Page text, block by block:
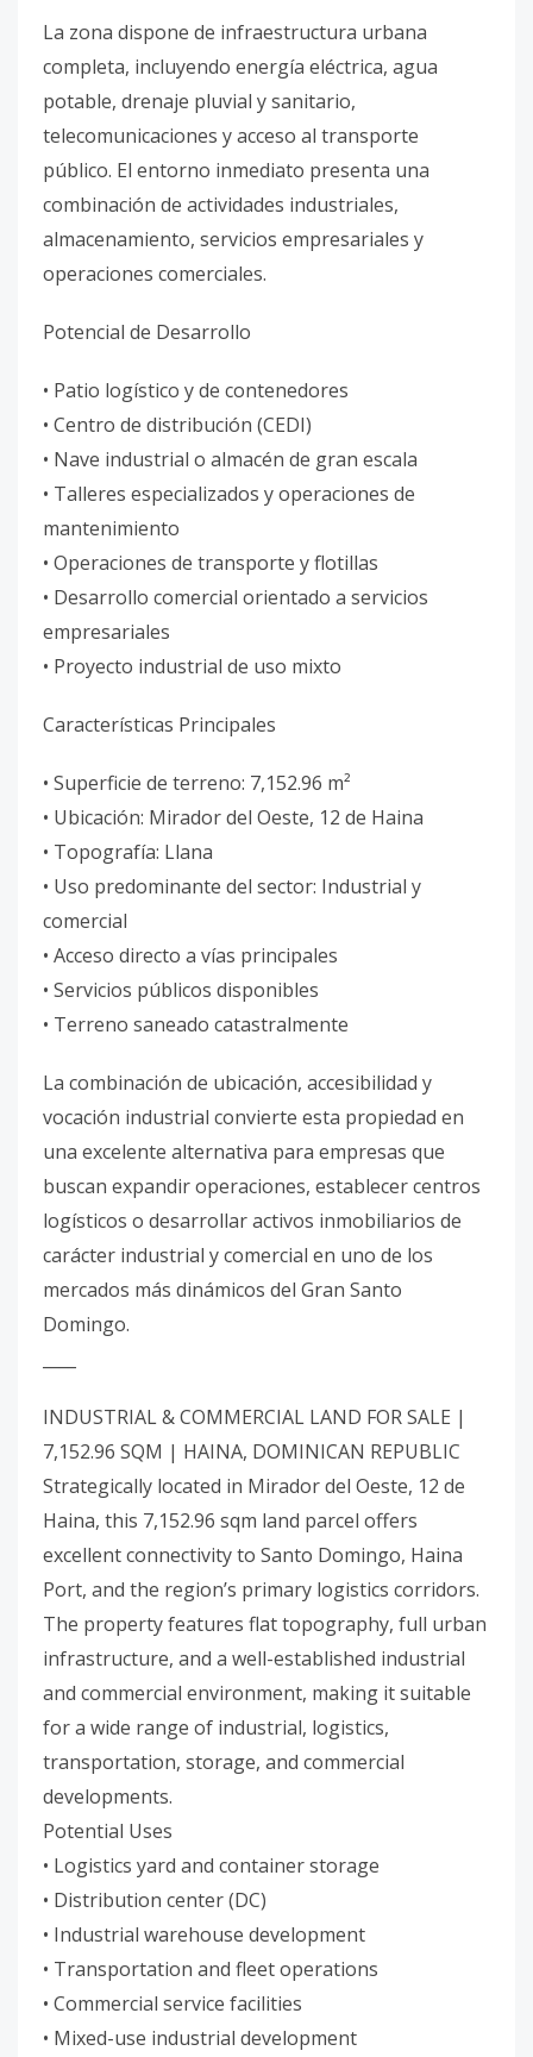
La zona dispone de infraestructura urbana
completa, incluyendo energía eléctrica, agua
potable, drenaje pluvial y sanitario,
telecomunicaciones y acceso al transporte
público. El entorno inmediato presenta una
combinación de actividades industriales,
almacenamiento, servicios empresariales y
operaciones comerciales.
Potencial de Desarrollo
• Patio logístico y de contenedores
• Centro de distribución (CEDI)
• Nave industrial o almacén de gran escala
• Talleres especializados y operaciones de
mantenimiento
• Operaciones de transporte y flotillas
• Desarrollo comercial orientado a servicios
empresariales
• Proyecto industrial de uso mixto
Características Principales
• Superficie de terreno: 7,152.96 m²
• Ubicación: Mirador del Oeste, 12 de Haina
• Topografía: Llana
• Uso predominante del sector: Industrial y
comercial
• Acceso directo a vías principales
• Servicios públicos disponibles
• Terreno saneado catastralmente
La combinación de ubicación, accesibilidad y
vocación industrial convierte esta propiedad en
una excelente alternativa para empresas que
buscan expandir operaciones, establecer centros
logísticos o desarrollar activos inmobiliarios de
carácter industrial y comercial en uno de los
mercados más dinámicos del Gran Santo
Domingo.
INDUSTRIAL & COMMERCIAL LAND FOR SALE |
7,152.96 SQM | HAINA, DOMINICAN REPUBLIC
Strategically located in Mirador del Oeste, 12 de
Haina, this 7,152.96 sqm land parcel offers
excellent connectivity to Santo Domingo, Haina
Port, and the region’s primary logistics corridors.
The property features flat topography, full urban
infrastructure, and a well-established industrial
and commercial environment, making it suitable
for a wide range of industrial, logistics,
transportation, storage, and commercial
developments.
Potential Uses
• Logistics yard and container storage
• Distribution center (DC)
• Industrial warehouse development
• Transportation and fleet operations
• Commercial service facilities
• Mixed-use industrial development